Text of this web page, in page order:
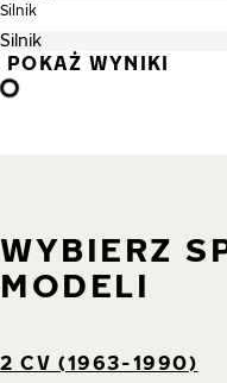
Silnik
POKAŻ WYNIKI
WYBIERZ
MODELI
2 CV (1963-1990)